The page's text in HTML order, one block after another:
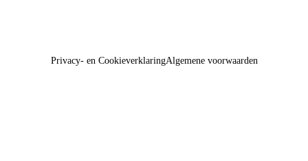
Privacy- en CookieverklaringAlgemene voorwaarden